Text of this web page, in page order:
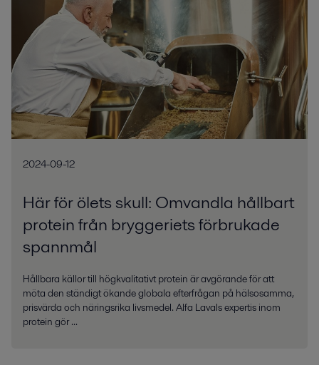
2024-09-12
Här för ölets skull: Omvandla hållbart
protein från bryggeriets förbrukade
spannmål
Hållbara källor till högkvalitativt protein är avgörande för att
möta den ständigt ökande globala efterfrågan på hälsosamma,
prisvärda och näringsrika livsmedel. Alfa Lavals expertis inom
protein gör ...